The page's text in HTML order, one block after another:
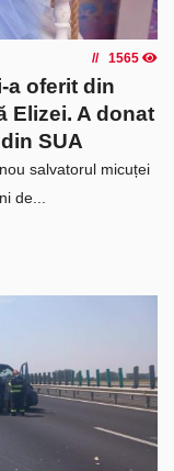
1565
a oferit din
Elizei. A donat
SUA
salvatorul micuței
de...